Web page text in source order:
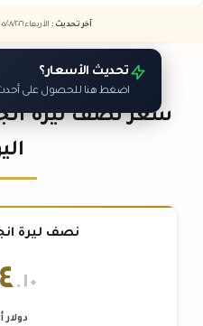
آخر تحديث : الأربعاء ٠٥ /٠٨/٢٠٢٦ -
تحديث الأسعار؟
اضغط هنا للحصول على أحدث
نصف ليرة
.١٠
دولار